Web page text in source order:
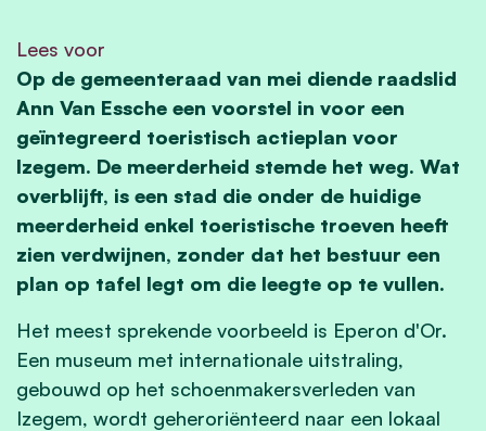
Lees voor
Op de gemeenteraad van mei diende raadslid
Ann Van Essche een voorstel in voor een
geïntegreerd toeristisch actieplan voor
Izegem. De meerderheid stemde het weg. Wat
overblijft, is een stad die onder de huidige
meerderheid enkel toeristische troeven heeft
zien verdwijnen, zonder dat het bestuur een
plan op tafel legt om die leegte op te vullen.
Het meest sprekende voorbeeld is Eperon d'Or.
Een museum met internationale uitstraling,
gebouwd op het schoenmakersverleden van
Izegem, wordt geheroriënteerd naar een lokaal